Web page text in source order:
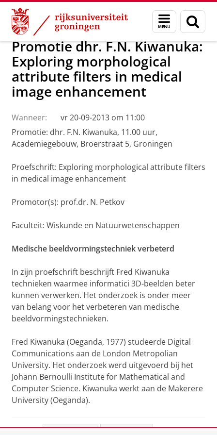
Skip
Content
Skip
Navigation
Menu
en
zoeken
Over ons Actueel Nieuws
Promotie dhr. F.N. Kiwanuka:
Exploring morphological
attribute filters in medical
image enhancement
Wanneer:
vr 20-09-2013 om 11:00
Promotie: dhr. F.N. Kiwanuka, 11.00 uur,
Academiegebouw, Broerstraat 5, Groningen
Proefschrift: Exploring morphological attribute filters
in medical image enhancement
Promotor(s): prof.dr. N. Petkov
Faculteit: Wiskunde en Natuurwetenschappen
Medische beeldvormingstechniek verbeterd
In zijn proefschrift beschrijft Fred Kiwanuka
technieken waarmee informatici 3D-beelden beter
kunnen verwerken. Het onderzoek is onder meer
van belang voor het verbeteren van medische
beeldvormingstechnieken.
Fred Kiwanuka (Oeganda, 1977) studeerde Digital
Communications aan de London Metropolian
University. Het onderzoek werd uitgevoerd bij het
Johann Bernoulli Institute for Mathematical and
Computer Science. Kiwanuka werkt aan de Makerere
University (Oeganda).